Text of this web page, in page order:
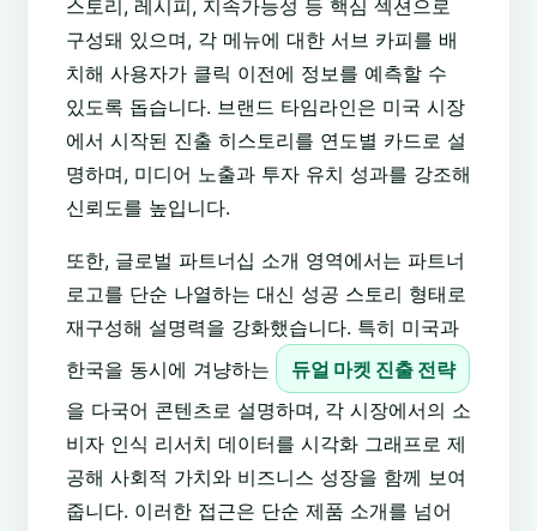
스토리, 레시피, 지속가능성 등 핵심 섹션으로
구성돼 있으며, 각 메뉴에 대한 서브 카피를 배
치해 사용자가 클릭 이전에 정보를 예측할 수
있도록 돕습니다. 브랜드 타임라인은 미국 시장
에서 시작된 진출 히스토리를 연도별 카드로 설
명하며, 미디어 노출과 투자 유치 성과를 강조해
신뢰도를 높입니다.
또한, 글로벌 파트너십 소개 영역에서는 파트너
로고를 단순 나열하는 대신 성공 스토리 형태로
재구성해 설명력을 강화했습니다. 특히 미국과
한국을 동시에 겨냥하는
듀얼 마켓 진출 전략
을 다국어 콘텐츠로 설명하며, 각 시장에서의 소
비자 인식 리서치 데이터를 시각화 그래프로 제
공해 사회적 가치와 비즈니스 성장을 함께 보여
줍니다. 이러한 접근은 단순 제품 소개를 넘어